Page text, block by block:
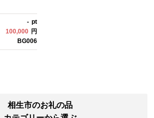
- pt
100,000 円
BG006
相生市のお礼の品